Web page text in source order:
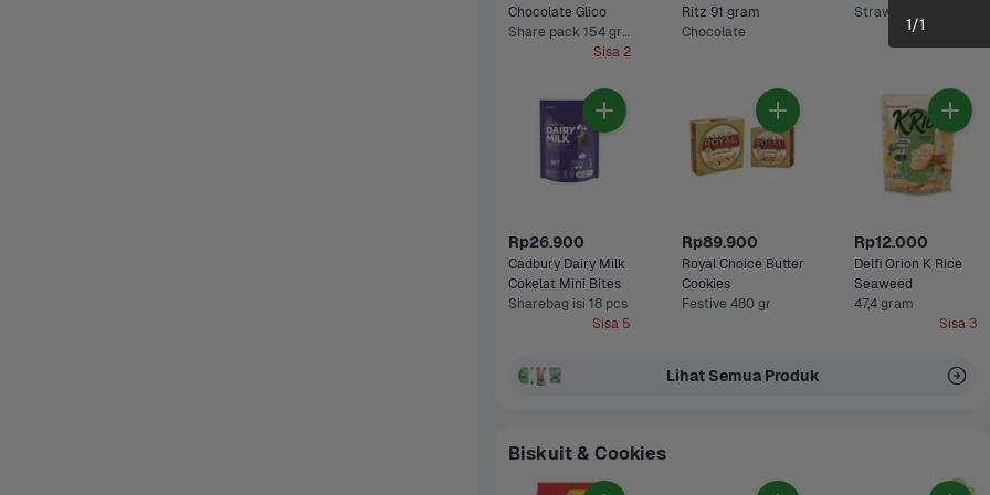
Share pack 154 gram
Sisa 2
Ritz 91 gram
Chocolate
Strawberry
Rp26.900
Cadbury Dairy Milk
Cokelat Mini Bites
Sharebag isi 18 pcs
Sisa 5
Rp89.900
Royal Choice Butter
Cookies
Festive 480 gr
Rp12.000
Delfi Orion K Rice
47,4 gram
Sisa 3
Lihat Semua Produk
Biskuit & Cookies
1/1